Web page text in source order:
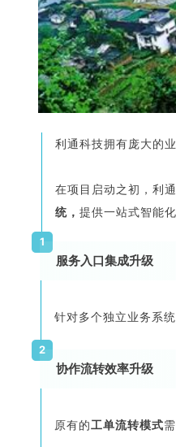
利通科技拥有庞大的
在项目启动之初，利
统， 提供一站式智能化
1
服务入口集成升级
针对多个独立业务系
2
协作流转效率升级
原有的工单流转模式